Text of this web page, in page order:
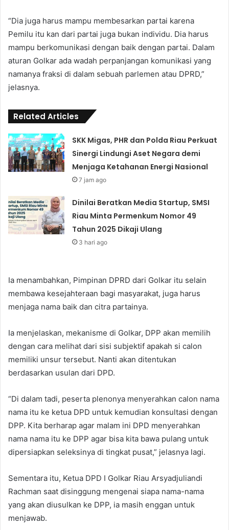
“Dia juga harus mampu membesarkan partai karena
Pemilu itu kan dari partai juga bukan individu. Dia harus
mampu berkomunikasi dengan baik dengan partai. Dalam
aturan Golkar ada wadah perpanjangan komunikasi yang
namanya fraksi di dalam sebuah parlemen atau DPRD,”
jelasnya.
Related Articles
SKK Migas, PHR dan Polda Riau Perkuat
Sinergi Lindungi Aset Negara demi
Menjaga Ketahanan Energi Nasional
7 jam ago
Dinilai Beratkan Media Startup, SMSI
Riau Minta Permenkum Nomor 49
Tahun 2025 Dikaji Ulang
3 hari ago
Ia menambahkan, Pimpinan DPRD dari Golkar itu selain
membawa kesejahteraan bagi masyarakat, juga harus
menjaga nama baik dan citra partainya.
Ia menjelaskan, mekanisme di Golkar, DPP akan memilih
dengan cara melihat dari sisi subjektif apakah si calon
memiliki unsur tersebut. Nanti akan ditentukan
berdasarkan usulan dari DPD.
“Di dalam tadi, peserta plenonya menyerahkan calon nama
nama itu ke ketua DPD untuk kemudian konsultasi dengan
DPP. Kita berharap agar malam ini DPD menyerahkan
nama nama itu ke DPP agar bisa kita bawa pulang untuk
dipersiapkan seleksinya di tingkat pusat,” jelasnya lagi.
Sementara itu, Ketua DPD I Golkar Riau Arsyadjuliandi
Rachman saat disinggung mengenai siapa nama-nama
yang akan diusulkan ke DPP, ia masih enggan untuk
menjawab.